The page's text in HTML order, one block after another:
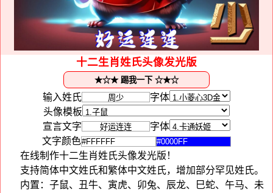
十二生肖姓氏头像发光版
输入姓氏
字体
头像模板
宣言文字
字体
文字颜色
在线制作十二生肖姓氏头像发光版！
支持简体中文姓氏和繁体中文姓氏，增加部分罕见姓氏。
内置：子鼠、丑牛、寅虎、卯兔、辰龙、巳蛇、午马、未